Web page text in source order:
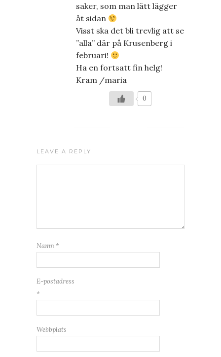
saker, som man lätt lägger
åt sidan
Visst ska det bli trevlig att se
”alla” där på Krusenberg i
februari!
Ha en fortsatt fin helg!
Kram /maria
0
LEAVE A REPLY
Namn *
E-postadress
*
Webbplats